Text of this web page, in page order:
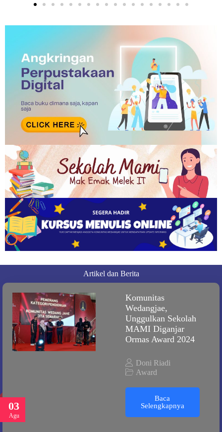
Artikel dan Berita
03
Agu
Komunitas
Wedangjae,
Unggulkan Sekolah
MAMI Diganjar
Ormas Award 2024
Doni Riadi
Award
Baca
Selengkapnya